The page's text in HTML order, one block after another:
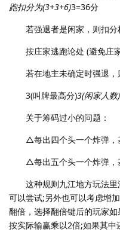
跑扣分为(3+3+6)3=36分
若强退者是闲家，则扣分
按庄家逃跑论处 (避免庄
若在地主未确定时强退，
3(叫牌最高分)3(闲家人数)
关于筹码过小的问题：
△每出四个头一个炸弹，
△每出五个头一个炸弹，
这种规则九江地方玩法里
可以尝试;另外也可以考虑增
翻倍，选择翻倍键后的玩家
按实际输赢乘以2倍;如果其